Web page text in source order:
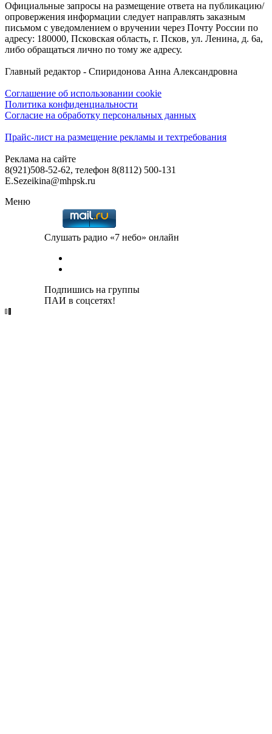
Официальные запросы на размещение ответа на публикацию/
опровержения информации следует направлять заказным
письмом с уведомлением о вручении через Почту России по
адресу: 180000, Псковская область, г. Псков, ул. Ленина, д. 6а,
либо обращаться лично по тому же адресу.
Главный редактор - Спиридонова Анна Александровна
Соглашение об использовании cookie
Политика конфиденциальности
Согласие на обработку персональных данных
Прайс-лист на размещение рекламы и техтребования
Реклама на сайте
8(921)508-52-62, телефон 8(8112) 500-131
E.Sezeikina@mhpsk.ru
Меню
Слушать радио «7 небо» онлайн
Подпишись на группы
ПАИ в соцсетях!